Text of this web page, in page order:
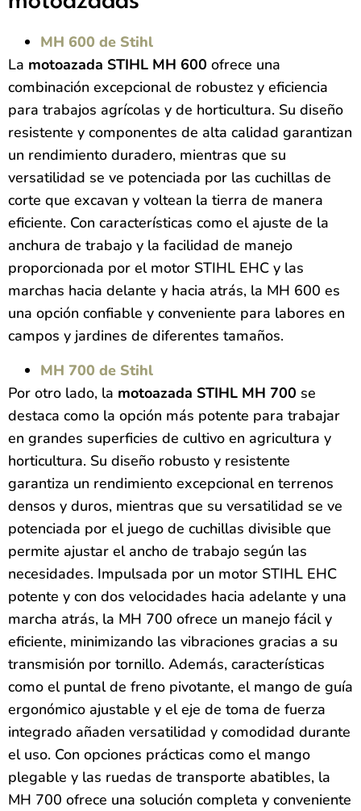
MH 600 de Stihl
La motoazada STIHL MH 600 ofrece una
combinación excepcional de robustez y eficiencia
para trabajos agrícolas y de horticultura. Su diseño
resistente y componentes de alta calidad garantizan
un rendimiento duradero, mientras que su
versatilidad se ve potenciada por las cuchillas de
corte que excavan y voltean la tierra de manera
eficiente. Con características como el ajuste de la
anchura de trabajo y la facilidad de manejo
proporcionada por el motor STIHL EHC y las
marchas hacia delante y hacia atrás, la MH 600 es
una opción confiable y conveniente para labores en
campos y jardines de diferentes tamaños.
MH 700 de Stihl
Por otro lado, la motoazada STIHL MH 700 se
destaca como la opción más potente para trabajar
en grandes superficies de cultivo en agricultura y
horticultura. Su diseño robusto y resistente
garantiza un rendimiento excepcional en terrenos
densos y duros, mientras que su versatilidad se ve
potenciada por el juego de cuchillas divisible que
permite ajustar el ancho de trabajo según las
necesidades. Impulsada por un motor STIHL EHC
potente y con dos velocidades hacia adelante y una
marcha atrás, la MH 700 ofrece un manejo fácil y
eficiente, minimizando las vibraciones gracias a su
transmisión por tornillo. Además, características
como el puntal de freno pivotante, el mango de guía
ergonómico ajustable y el eje de toma de fuerza
integrado añaden versatilidad y comodidad durante
el uso. Con opciones prácticas como el mango
plegable y las ruedas de transporte abatibles, la
MH 700 ofrece una solución completa y conveniente